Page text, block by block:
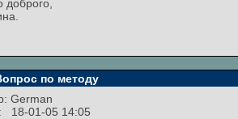
доброго,
по методу
German
18-01-05 14:05